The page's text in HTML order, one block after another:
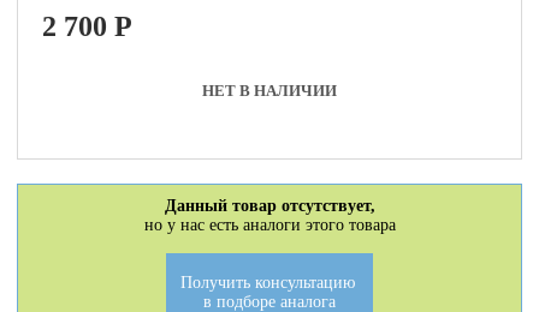
2 700P
НЕТ В НАЛИЧИИ
Данный товар отсутствует,
но у нас есть аналоги этого товара
Получить консультацию
в подборе аналога